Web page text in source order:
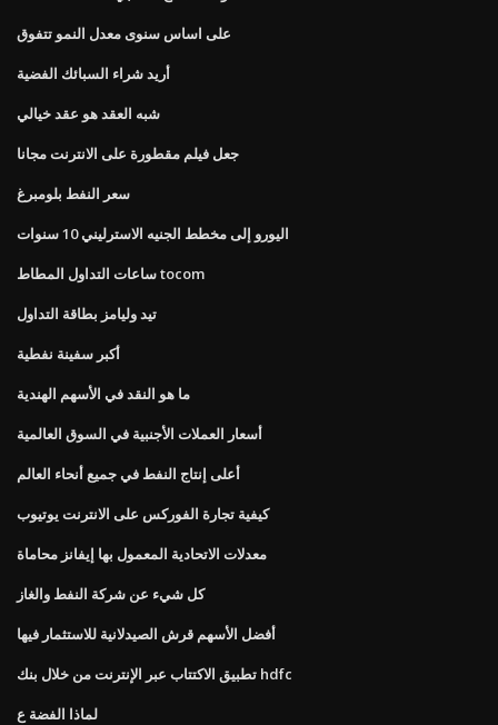
على اساس سنوى معدل النمو تتفوق
أريد شراء السبائك الفضية
شبه العقد هو عقد خيالي
جعل فيلم مقطورة على الانترنت مجانا
سعر النفط بلومبرغ
اليورو إلى مخطط الجنيه الاسترليني 10 سنوات
ساعات التداول المطاط tocom
تيد وليامز بطاقة التداول
أكبر سفينة نفطية
ما هو النقد في الأسهم الهندية
أسعار العملات الأجنبية في السوق العالمية
أعلى إنتاج النفط في جميع أنحاء العالم
كيفية تجارة الفوركس على الانترنت يوتيوب
معدلات الاتحادية المعمول بها إيفانز محاماة
كل شيء عن شركة النفط والغاز
أفضل الأسهم قرش الصيدلانية للاستثمار فيها
تطبيق الاكتتاب عبر الإنترنت من خلال بنك hdfc
لماذا الفضة ع